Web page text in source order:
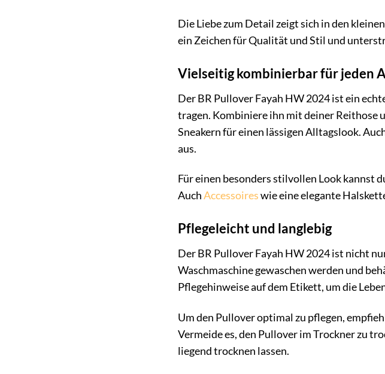
Die Liebe zum Detail zeigt sich in den
ein Zeichen für Qualität und Stil und
Vielseitig kombinierbar für jeden
Der BR Pullover Fayah HW 2024 ist ein
tragen. Kombiniere ihn mit deiner Reithose
Sneakern für einen lässigen Alltagslook.
aus.
Für einen besonders stilvollen Look kannst
AuchAccessoireswie eine elegante
Pflegeleicht und langlebig
Der BR Pullover Fayah HW 2024 ist nicht
Waschmaschine gewaschen werden und
Pflegehinweise auf dem Etikett, um die
Um den Pullover optimal zu pflegen,
Vermeide es, den Pullover im Trockner zu
liegend trocknen lassen.